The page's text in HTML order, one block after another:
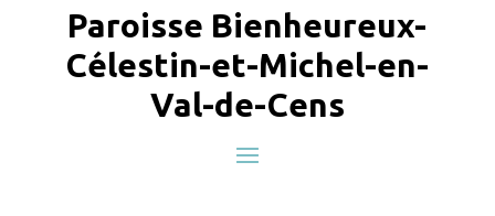
Paroisse Bienheureux-
Célestin-et-Michel-en-
Val-de-Cens